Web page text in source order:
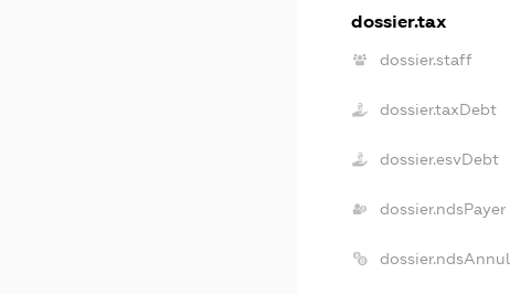
dossier.tax
dossier.staff
dossier.taxDebt
dossier.esvDebt
dossier.ndsPayer
dossier.ndsAnnul